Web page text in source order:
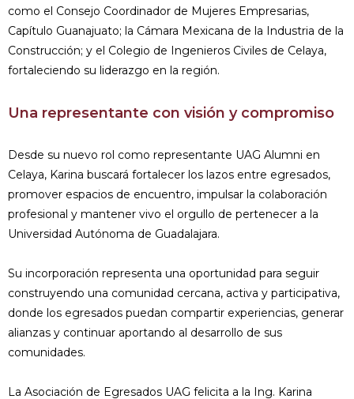
como el Consejo Coordinador de Mujeres Empresarias,
Capítulo Guanajuato; la Cámara Mexicana de la Industria de la
Construcción; y el Colegio de Ingenieros Civiles de Celaya,
fortaleciendo su liderazgo en la región.
Una representante con visión y compromiso
Desde su nuevo rol como representante UAG Alumni en
Celaya, Karina buscará fortalecer los lazos entre egresados,
promover espacios de encuentro, impulsar la colaboración
profesional y mantener vivo el orgullo de pertenecer a la
Universidad Autónoma de Guadalajara.
Su incorporación representa una oportunidad para seguir
construyendo una comunidad cercana, activa y participativa,
donde los egresados puedan compartir experiencias, generar
alianzas y continuar aportando al desarrollo de sus
comunidades.
La Asociación de Egresados UAG felicita a la Ing. Karina